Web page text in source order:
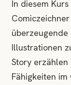
In diesem
Illustrationen
Story
Fähigkeiten